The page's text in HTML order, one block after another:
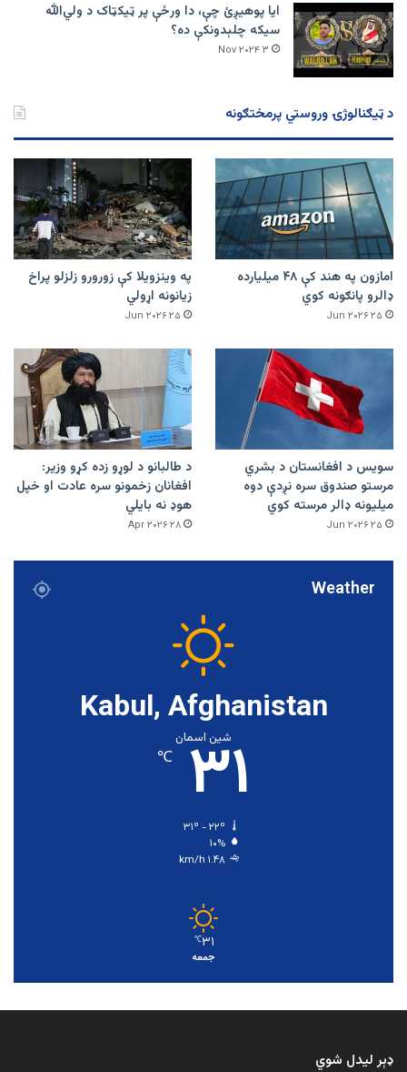
ایا پوهیږئ چې، دا ورځې پر ټيکټاک د ولي‌الله
سیکه چلېدونکې ده؟
۳ Nov ۲۰۲۴
د ټیګنالوژۍ وروستي پرمختګونه
امازون په هند کې ۴۸ میلیارده
ډالرو پانګونه کوي
۲۵ Jun ۲۰۲۶
په وینزویلا کې زورورو زلزلو پراخ
زیانونه اړولي
۲۵ Jun ۲۰۲۶
سویس د افغانستان د بشري
مرستو صندوق سره نږدې دوه
میلیونه ډالر مرسته کوي
۲۵ Jun ۲۰۲۶
د طالبانو د لوړو زده کړو وزیر:
افغانان زخمونو سره عادت او خپل
هوډ نه بایلي
۲۸ Apr ۲۰۲۶
Weather
Kabul, Afghanistan
شین اسمان
۳۱ ℃
۱۰%
۱.۴۸ km/h
۳۱℃
جمعه
ډېر لیدل شوي